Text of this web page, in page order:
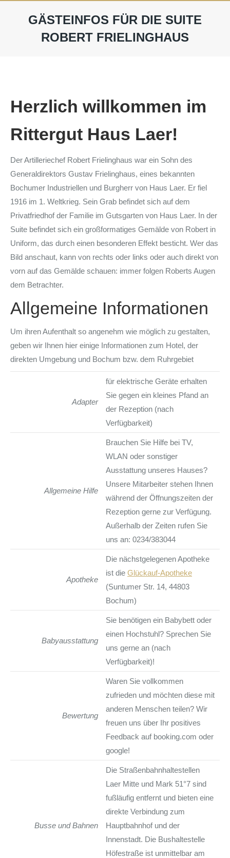
GÄSTEINFOS FÜR DIE SUITE
ROBERT FRIELINGHAUS
Herzlich willkommen im
Rittergut Haus Laer!
Der Artilleriechef Robert Frielinghaus war ein Sohn des
Generaldirektors Gustav Frielinghaus, eines bekannten
Bochumer Industriellen und Burgherr von Haus Laer. Er fiel
1916 im 1. Weltkrieg. Sein Grab befindet sich auf dem
Privatfriedhof der Familie im Gutsgarten von Haus Laer. In der
Suite befindet sich ein großformatiges Gemälde von Robert in
Uniform, das durch einen besonderen Effekt besticht. Wer das
Bild anschaut, kann von rechts oder links oder auch direkt von
vorn auf das Gemälde schauen: immer folgen Roberts Augen
dem Betrachter.
Allgemeine Informationen
Um ihren Aufenthalt so angenehm wie möglich zu gestalten,
geben wir Ihnen hier einige Informationen zum Hotel, der
direkten Umgebung und Bochum bzw. dem Ruhrgebiet
Adapter
für elektrische Geräte erhalten
Sie gegen ein kleines Pfand an
der Rezeption (nach
Verfügbarkeit)
Allgemeine Hilfe
Brauchen Sie Hilfe bei TV,
WLAN oder sonstiger
Ausstattung unseres Hauses?
Unsere Mitarbeiter stehen Ihnen
während der Öffnungszeiten der
Rezeption gerne zur Verfügung.
Außerhalb der Zeiten rufen Sie
uns an: 0234/383044
Apotheke
Die nächstgelegenen Apotheke
ist die Glückauf-Apotheke
(Suntumer Str. 14, 44803
Bochum)
Babyausstattung
Sie benötigen ein Babybett oder
einen Hochstuhl? Sprechen Sie
uns gerne an (nach
Verfügbarkeit)!
Bewertung
Waren Sie vollkommen
zufrieden und möchten diese mit
anderen Menschen teilen? Wir
freuen uns über Ihr positives
Feedback auf booking.com oder
google!
Busse und Bahnen
Die Straßenbahnhaltestellen
Laer Mitte und Mark 51°7 sind
fußläufig entfernt und bieten eine
direkte Verbindung zum
Hauptbahnhof und der
Innenstadt. Die Bushaltestelle
Höfestraße ist unmittelbar am